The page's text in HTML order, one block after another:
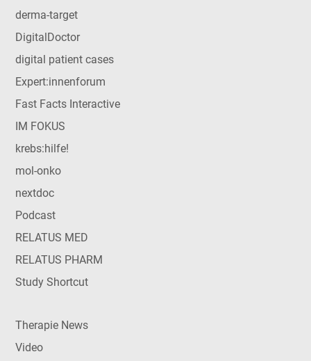
derma-target
DigitalDoctor
digital patient cases
Expert:innenforum
Fast Facts Interactive
IM FOKUS
krebs:hilfe!
mol-onko
nextdoc
Podcast
RELATUS MED
RELATUS PHARM
Study Shortcut
Therapie News
Video